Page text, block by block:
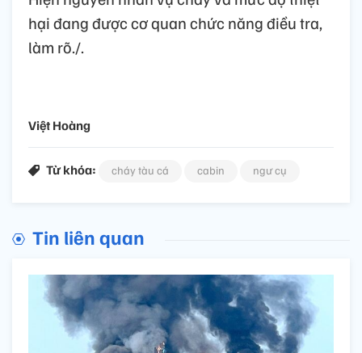
hại đang được cơ quan chức năng điều tra,
làm rõ./.
Việt Hoàng
Từ khóa: cháy tàu cá cabin ngư cụ
Tin liên quan